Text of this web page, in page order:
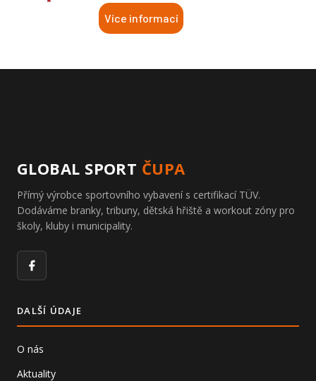
Více informací
GLOBAL SPORT ČUPA
Přímý výrobce sportovního vybavení s certifikací TÜV.
Dodáváme branky, tribuny, dětská hřiště a workout zóny pro
školy, kluby i municipality.
Facebook
DALŠÍ ÚDAJE
O nás
Aktuality